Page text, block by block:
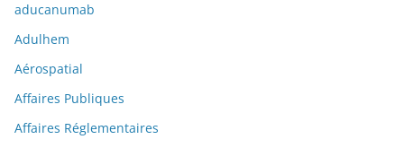
aducanumab
Adulhem
Aérospatial
Affaires Publiques
Affaires Réglementaires